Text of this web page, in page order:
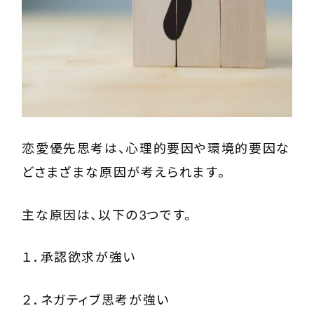
恋愛優先思考は、心理的要因や環境的要因な
どさまざまな原因が考えられます。
主な原因は、以下の3つです。
１．承認欲求が強い
２．ネガティブ思考が強い